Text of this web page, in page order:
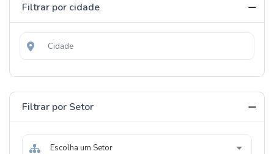
Filtrar por cidade
Filtrar por Setor
Escolha um Setor